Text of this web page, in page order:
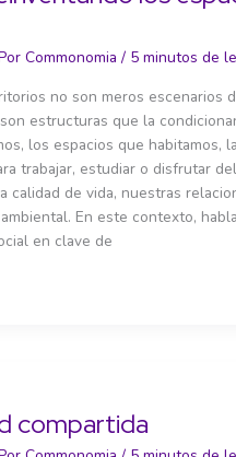
Commonomia / 5 minutos de
no son meros escenarios
estructuras que la
los espacios que habitamos,
trabajar, estudiar o disfrutar
calidad de vida, nuestras
En este contexto,
en clave de
compartida